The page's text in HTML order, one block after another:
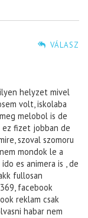
VÁLASZ
helyzet mivel
volt, iskolaba
melobol is de
fizet jobban de
szoval szomoru
mondok le a
es animera is , de
fullosan
facebook
reklam csak
habar nem